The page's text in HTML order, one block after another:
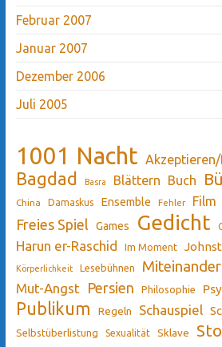
Februar 2007
Januar 2007
Dezember 2006
Juli 2005
1001 Nacht
Bagdad Basra Blättern Buch
China Damaskus Ensemble Fehler Film
Freies Spiel Games Gedicht
Harun er-Raschid Im Moment
Körperlichkeit Lesebühnen Miteinander
Mut-Angst Persien Philosophie
Publikum Regeln Schauspiel
Selbstüberlistung Sexualität Sklave